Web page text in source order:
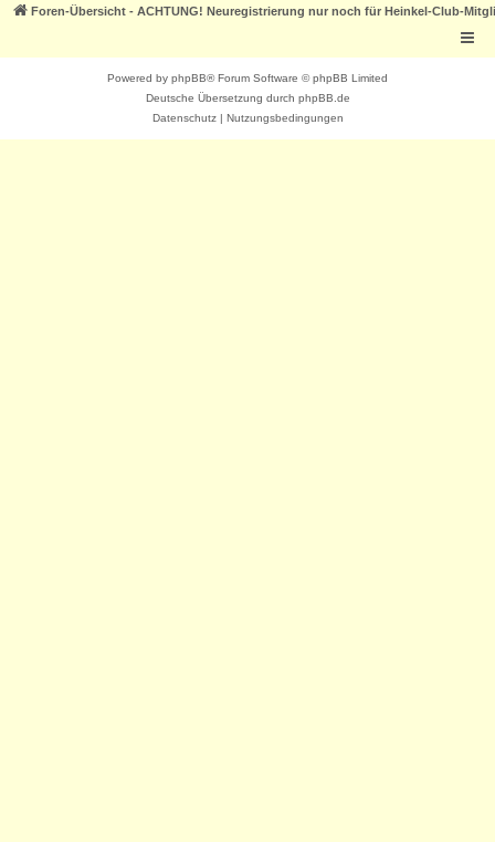
Foren-Übersicht - ACHTUNG! Neuregistrierung nur noch für Heinkel-Club-
Powered by phpBB® Forum Software © phpBB Limited
Deutsche Übersetzung durch phpBB.de
Datenschutz| Nutzungsbedingungen